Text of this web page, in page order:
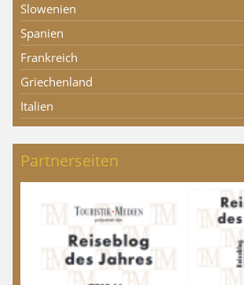
Slowenien
Spanien
Frankreich
Griechenland
Italien
Partnerseiten